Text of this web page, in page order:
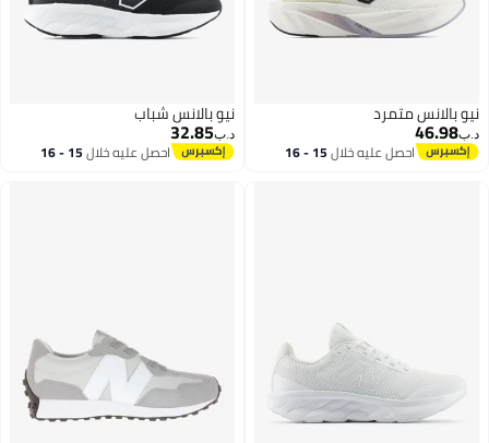
نيو بالانس متمرد
د.ب‏46.98
احصل عليه خلال 15 - 16
نيو بالانس شباب
د.ب‏32.85
احصل عليه خلال 15 - 16